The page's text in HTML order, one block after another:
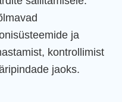
ja
kontrollimist
jaoks.